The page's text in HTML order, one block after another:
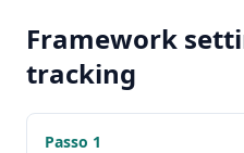
Framework
tracking
Passo 1